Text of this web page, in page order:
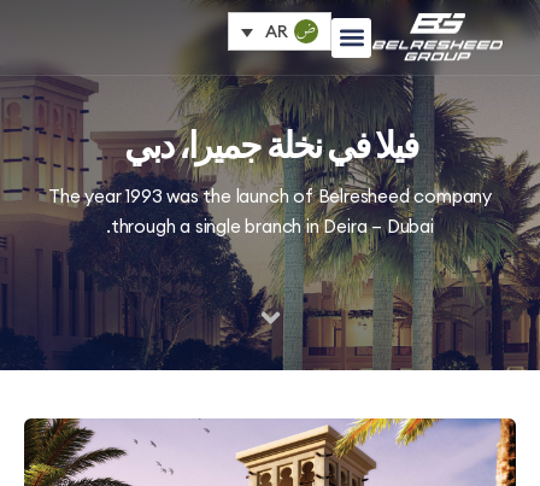
AR
فيلا في نخلة جميرا، دبي
The year 1993 was the launch of Belresheed
through a single branch in Deira – Dubai.